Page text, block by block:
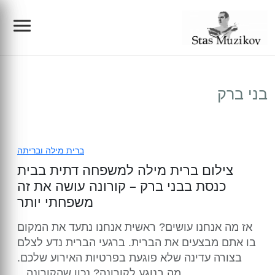
צילום בר מצווה
צילום החתונה
בוק בר מצווה
הפקת קליפים לאירועים
צילום מוצרים
צילום אירועי חברה
בלוג
ברית מילה ובריתה
בני ברק
ברית מילה ובריתה
צילום ברית מילה למשפחה דתית בבית
כנסת בבני ברק – קורונה עושה את זה
משפחתי יותר
אז מה אנחנו עושים? ראשית אנחנו נתעד את המקום
בו אתם מבצעים את הברית. ברגעי הברית נדע לצלם
בצורה עדינה שלא פוגעת בפרטיות האירוע שלכם.